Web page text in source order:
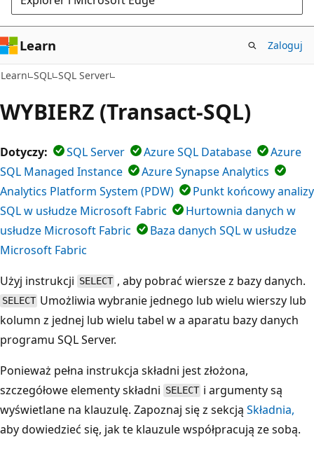
Learn Zaloguj
Learn SQL SQL Server
WYBIERZ (Transact-SQL)
Dotyczy: SQL Server Azure SQL Database
Azure
SQL Managed Instance
Azure Synapse Analytics
Analytics Platform System (PDW)
Punkt końcowy analizy
SQL w usłudze Microsoft Fabric
Hurtownia danych w
usłudze Microsoft Fabric
Baza danych SQL w usłudze
Microsoft Fabric
Użyj instrukcji SELECT , aby pobrać wiersze z bazy danych.
SELECT Umożliwia wybranie jednego lub wielu wierszy lub
kolumn z jednej lub wielu tabel w a aparatu bazy danych
programu SQL Server.
Ponieważ pełna instrukcja składni jest złożona,
szczegółowe elementy składni SELECT i argumenty są
wyświetlane na klauzulę. Zapoznaj się z sekcją Składnia,
aby dowiedzieć się, jak te klauzule współpracują ze sobą.